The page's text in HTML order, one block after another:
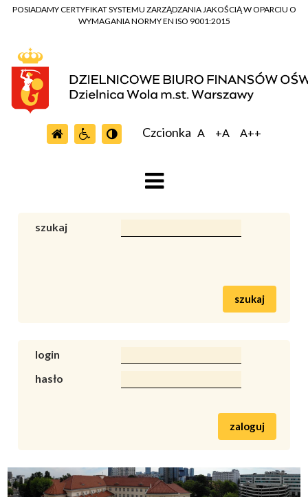
POSIADAMY CERTYFIKAT SYSTEMU ZARZĄDZANIA JAKOŚCIĄ W OPARCIU O
WYMAGANIA NORMY EN ISO 9001:2015
Czcionka A +A A++
szukaj
szukaj
login
hasło
zaloguj